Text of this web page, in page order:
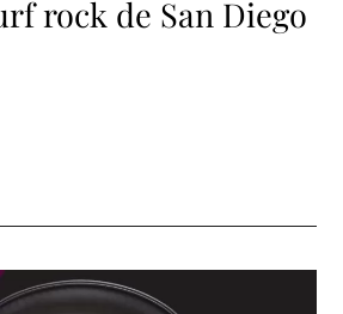
rock de San Diego